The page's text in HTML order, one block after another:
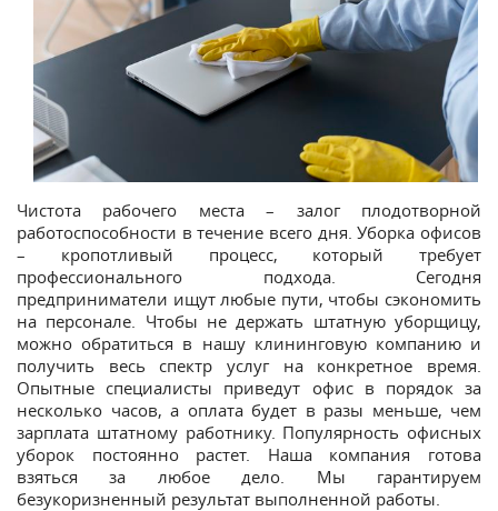
Чистота рабочего места – залог плодотворной
работоспособности в течение всего дня. Уборка офисов
– кропотливый процесс, который требует
профессионального подхода. Сегодня
предприниматели ищут любые пути, чтобы сэкономить
на персонале. Чтобы не держать штатную уборщицу,
можно обратиться в нашу клининговую компанию и
получить весь спектр услуг на конкретное время.
Опытные специалисты приведут офис в порядок за
несколько часов, а оплата будет в разы меньше, чем
зарплата штатному работнику. Популярность офисных
уборок постоянно растет. Наша компания готова
взяться за любое дело. Мы гарантируем
безукоризненный результат выполненной работы.